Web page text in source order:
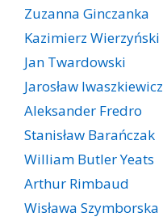
Zuzanna Ginczanka
Kazimierz Wierzyński
Jan Twardowski
Jarosław Iwaszkiewicz
Aleksander Fredro
Stanisław Barańczak
William Butler Yeats
Arthur Rimbaud
Wisława Szymborska